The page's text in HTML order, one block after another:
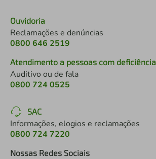
Ouvidoria
Reclamações e denúncias
0800 646 2519
Atendimento a pessoas com deficiência
Auditivo ou de fala
0800 724 0525
SAC
Informações, elogios e reclamações
0800 724 7220
Nossas Redes Sociais